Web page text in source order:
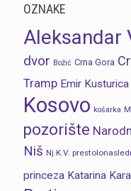
OZNAKE
Aleksandar
dvor Božić Crna Gora
Tramp Emir Kusturica
Kosovo košarka
pozorište
Niš Nj.K.V.
princeza Katarina